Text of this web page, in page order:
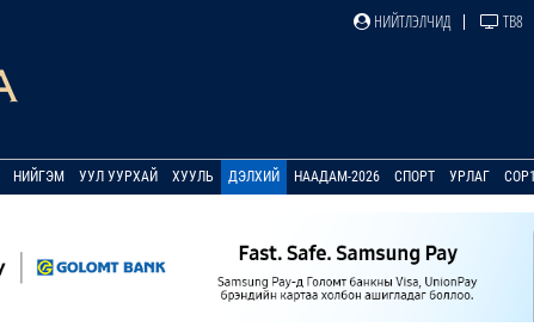
НИЙТЛЭЛЧИД ТВ8
НИЙГЭМ УУЛ УУРХАЙ ХУУЛЬ ДЭЛХИЙ НААДАМ-2026 СПОРТ УРЛАГ